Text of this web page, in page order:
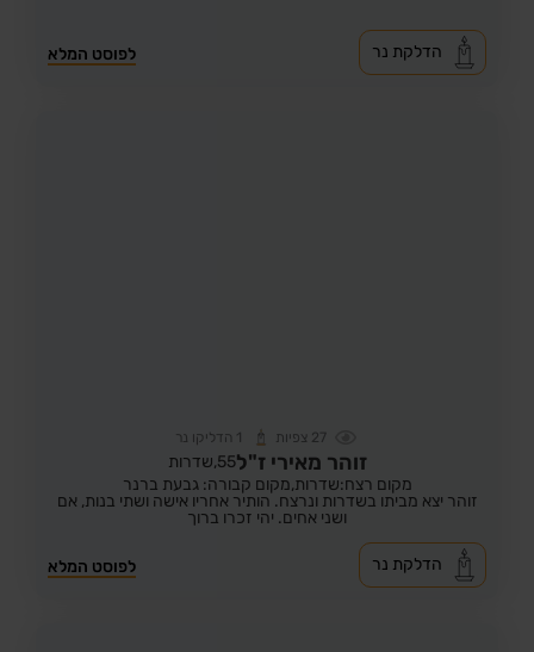
לפוסט המלא הדלקת נר
27 צפיות 1 הדליקו נר
זוהר מאירי ז"ל55, שדרות
מקום רצח:שדרות,מקום קבורה: גבעת ברנר
זוהר יצא מביתו בשדרות ונרצח. הותיר אחריו אישה ושתי בנות, אם
ושני אחים. יהי זכרו ברוך
לפוסט המלא הדלקת נר